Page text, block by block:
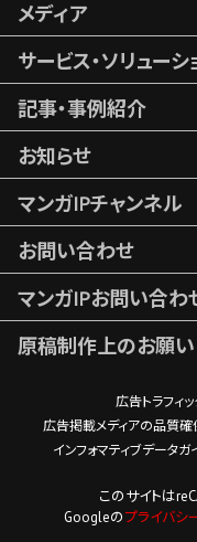
メディア
サービス・ソリューシ
記事・事例紹介
お知らせ
マンガIPチャンネル
お問い合わせ
マンガIPお問い合わ
原稿制作上のお願い
広告トラフィ
広告掲載メディアの品質
インフォマティブデータガ
このサイトは
Googleのプライバシ